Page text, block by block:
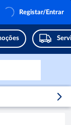
Registar/Entrar